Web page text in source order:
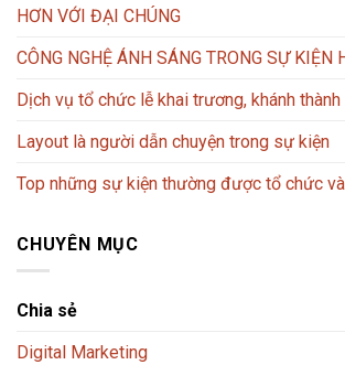
HƠN VỚI ĐẠI CHÚNG
CÔNG NGHỆ ÁNH SÁNG TRONG SỰ KIỆN
Dịch vụ tổ chức lễ khai trương, khánh thành
Layout là người dẫn chuyện trong sự kiện
Top những sự kiện thường được tổ chức
CHUYÊN MỤC
Chia sẻ
Digital Marketing